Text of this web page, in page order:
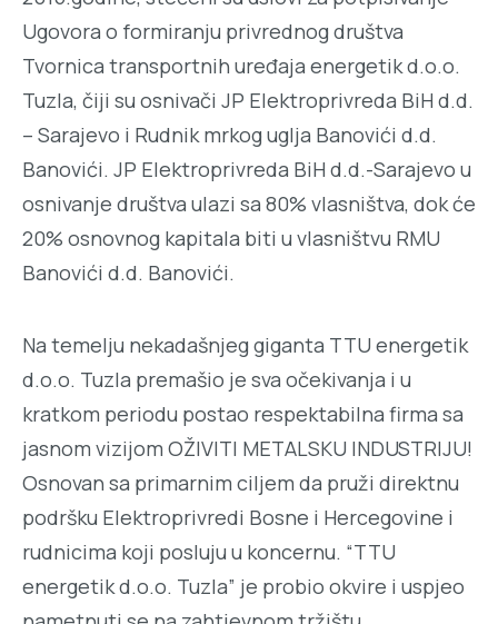
Ugovora o formiranju privrednog društva
Tvornica transportnih uređaja energetik d.o.o.
Tuzla, čiji su osnivači JP Elektroprivreda BiH d.d.
– Sarajevo i Rudnik mrkog uglja Banovići d.d.
Banovići. JP Elektroprivreda BiH d.d.-Sarajevo u
osnivanje društva ulazi sa 80% vlasništva, dok će
20% osnovnog kapitala biti u vlasništvu RMU
Banovići d.d. Banovići.
Na temelju nekadašnjeg giganta TTU energetik
d.o.o. Tuzla premašio je sva očekivanja i u
kratkom periodu postao respektabilna firma sa
jasnom vizijom OŽIVITI METALSKU INDUSTRIJU!
Osnovan sa primarnim ciljem da pruži direktnu
podršku Elektroprivredi Bosne i Hercegovine i
rudnicima koji posluju u koncernu. “TTU
energetik d.o.o. Tuzla” je probio okvire i uspjeo